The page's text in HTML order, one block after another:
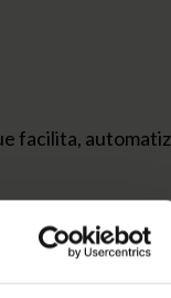
facilita,
ficam
utilizada.